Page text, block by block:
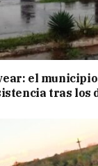
el
tras los